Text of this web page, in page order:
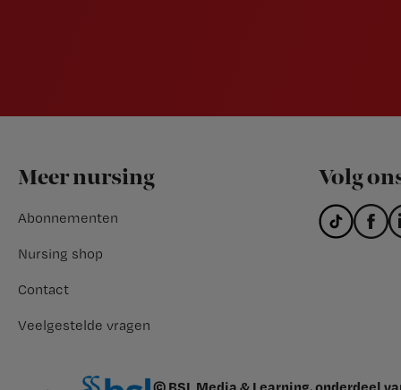
Footer
Meer nursing
Abonnementen
Nursing shop
Contact
Veelgestelde vragen
Volg
© BSL Media & Learning, onderdeel